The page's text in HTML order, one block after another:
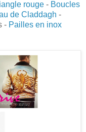
rouge - Boucles
de Claddagh -
- Pailles en inox